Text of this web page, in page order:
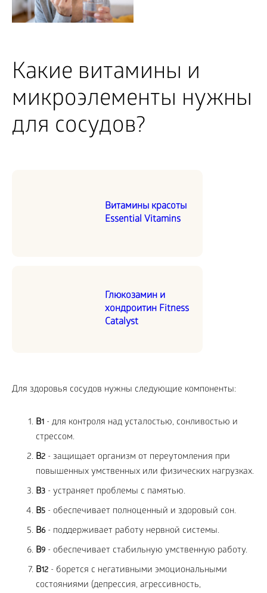
Какие витамины и
микроэлементы нужны
для сосудов?
Витамины красоты
Essential Vitamins
Глюкозамин и
хондроитин Fitness
Catalyst
Для здоровья сосудов нужны следующие компоненты:
В1 - для контроля над усталостью, сонливостью и
стрессом.
В2 - защищает организм от переутомления при
повышенных умственных или физических нагрузках.
В3 - устраняет проблемы с памятью.
В5 - обеспечивает полноценный и здоровый сон.
В6 - поддерживает работу нервной системы.
В9 - обеспечивает стабильную умственную работу.
В12 - борется с негативными эмоциональными
состояниями (депрессия, агрессивность,